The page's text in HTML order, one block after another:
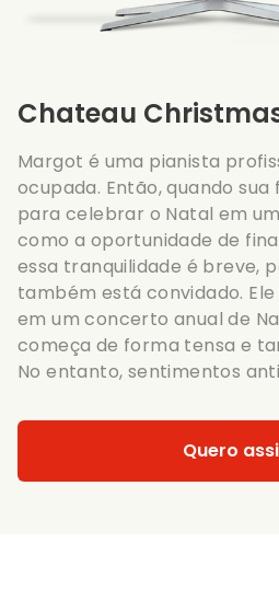
Chateau
Margot é uma pianista
ocupada. Então, quando
para celebrar o Natal em
como a oportunidade de
essa tranquilidade é breve,
também está convidado.
em um concerto anual de
começa de forma tensa e
No entanto, sentimentos
Quero